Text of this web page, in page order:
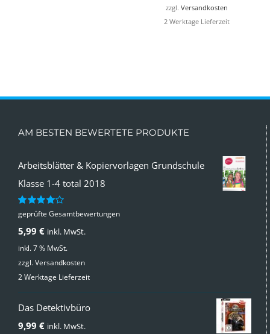
19,99 €
zzgl. Versandkosten
2 Werktage Lieferzeit
AM BESTEN BEWERTETE PRODUKTE
Arbeitsblätter & Kopiervorlagen Grundschule
Klasse 1-4 total 2018
Bewertet
von 5
geprüfte Gesamtbewertungen
5,99 € inkl. MwSt.
inkl. 7 % MwSt.
zzgl.Versandkosten
2 Werktage Lieferzeit
Das Detektivbüro
9,99 € inkl. MwSt.